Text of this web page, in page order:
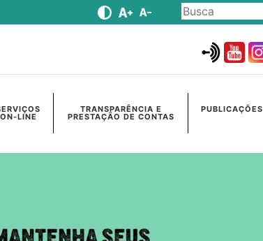
ON-LINE
TRANSPARÊNCIA E
PRESTAÇÃO DE CONTAS
PUBLICAÇÕES